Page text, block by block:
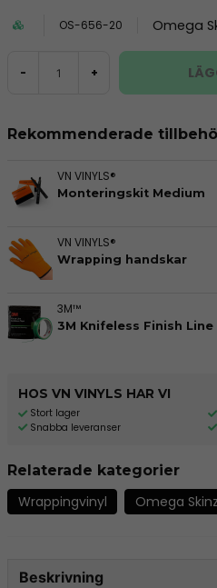
OS-656-20 Omega
- +
Rekommenderade
VN VINYLS®
Monteringskit Medium
VN VINYLS®
Wrapping handskar
3M™
3M Knifeless Finish
HOS VN VINYLS HAR VI
Stort lager
Snabba leveranser
Relaterade kategorier
Wrappingvinyl Omega Skinz
Beskrivning